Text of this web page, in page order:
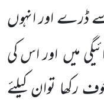
ڈرے اور انہوں
میں اور اس کی
رکھا توان کیلئے